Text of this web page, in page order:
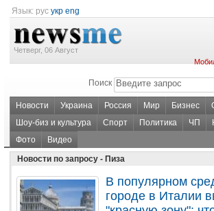
Язык: рус укр eng
Четверг, 06 Август
Поиск
Новости Украина Россия Мир Бизнес
Шоу-биз и культура
Спорт Политика ЧП
Фото
Видео
Новости по запросу - Пиза
В популярном
городе в Италии